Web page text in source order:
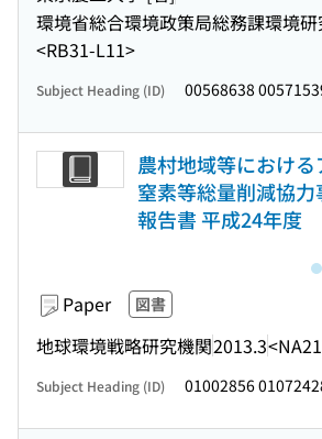
環境省総合環境政策局総務課環境
<RB31-L11>
Subject Heading (ID) 00568638
農村地域等におけ
窒素等総量削減協
報告書 平成24年度
Paper 図書
地球環境戦略研究機関2013.3
Subject Heading (ID) 01002856